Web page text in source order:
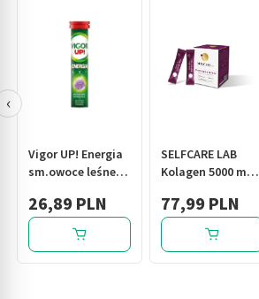
Vigor UP! Energia
sm.owoce leśne,
szt
26,89 PLN
SELFCARE LAB
Kolagen 5000 mg z
LEŚNE, 30
saszetek
77,99 PLN
‹